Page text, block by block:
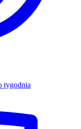
tygodnia